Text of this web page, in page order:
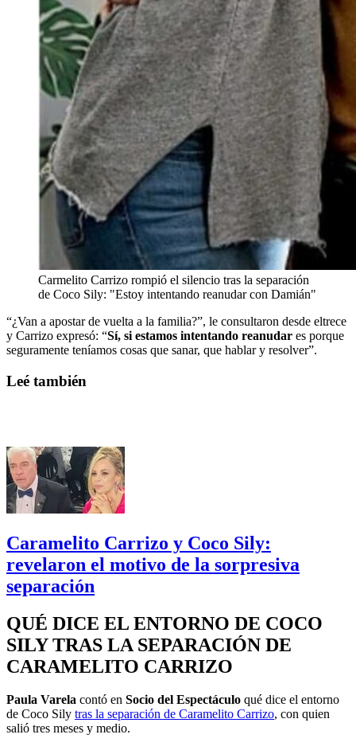
Carmelito Carrizo rompió el silencio tras la separación
de Coco Sily: "Estoy intentando reanudar con Damián"
“¿Van a apostar de vuelta a la familia?”, le consultaron desde eltrece
y Carrizo expresó: “Sí, si estamos intentando reanudar es porque
seguramente teníamos cosas que sanar, que hablar y resolver”.
Leé también
Caramelito Carrizo y Coco Sily:
revelaron el motivo de la sorpresiva
separación
QUÉ DICE EL ENTORNO DE COCO
SILY TRAS LA SEPARACIÓN DE
CARAMELITO CARRIZO
Paula Varela contó en Socio del Espectáculo qué dice el entorno
de Coco Sily tras la separación de Caramelito Carrizo, con quien
salió tres meses y medio.